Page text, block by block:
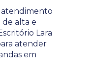
atendimento
alta e
Lara
atender
em